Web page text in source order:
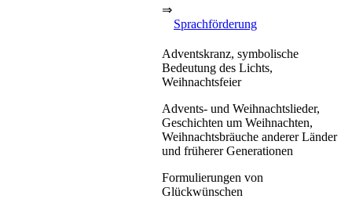
⇒
Sprachförderung
Adventskranz, symbolische
Bedeutung des Lichts,
Weihnachtsfeier
Advents- und Weihnachtslieder,
Geschichten um Weihnachten,
Weihnachtsbräuche anderer Länder
und früherer Generationen
Formulierungen von
Glückwünschen